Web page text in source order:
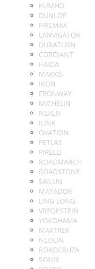
KUMHO
DUNLOP
FIREMAX
LANVIGATOR
DURATURN
CORDIANT
HAIDA
MAXXIS
IKON
FRONWAY
MICHELIN
NEXEN
ILINK
OVATION
PETLAS
PIRELLI
ROADMARCH
ROADSTONE
SAILUN
MATADOR
LING LONG
VREDESTEIN
YOKOHAMA
MAXTREK
NEOLIN
ROADCRUZA
SONIX